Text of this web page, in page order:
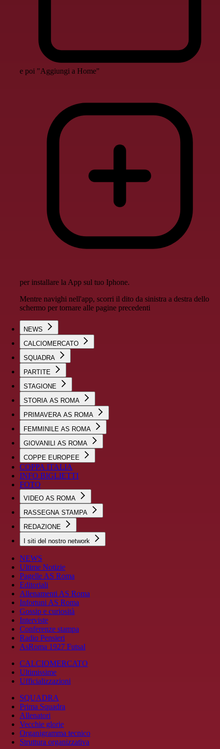
e poi "Aggiungi a Home"
per installare la App sul tuo Iphone.
Mentre navighi nell'app, scorri il dito da sinistra a destra dello
schermo per tornare alle pagine precedenti
NEWS
CALCIOMERCATO
SQUADRA
PARTITE
STAGIONE
STORIA AS ROMA
PRIMAVERA AS ROMA
FEMMINILE AS ROMA
GIOVANILI AS ROMA
COPPE EUROPEE
COPPA ITALIA
INFO BIGLIETTI
FOTO
VIDEO AS ROMA
RASSEGNA STAMPA
REDAZIONE
I siti del nostro network
NEWS
Ultime Notizie
Pagelle AS Roma
Editoriali
Allenamenti AS Roma
Infortuni AS Roma
Gossip e curiosità
Interviste
Conferenze stampa
Radio Pensieri
AsRoma 1927 Futsal
CALCIOMERCATO
Ultimissime
Ufficializzazioni
SQUADRA
Prima Squadra
Allenatori
Vecchie glorie
Organigramma tecnico
Struttura organizzativa